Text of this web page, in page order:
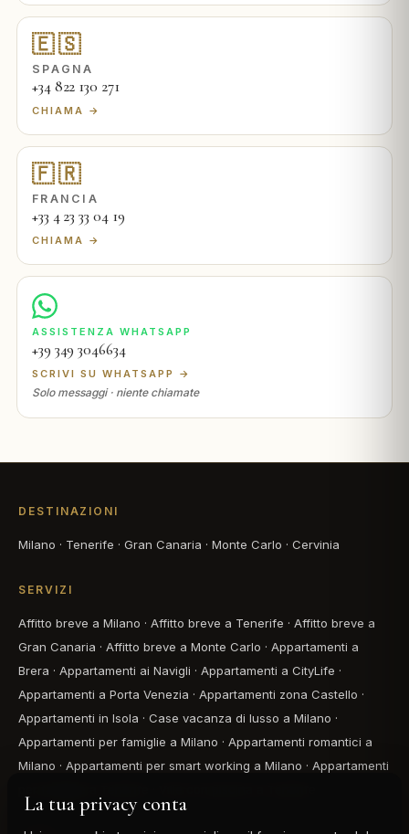
🇪🇸
SPAGNA
+34 822 130 271
CHIAMA →
🇫🇷
FRANCIA
+33 4 23 33 04 19
CHIAMA →
ASSISTENZA WHATSAPP
+39 349 3046634
SCRIVI SU WHATSAPP →
Solo messaggi · niente chiamate
DESTINAZIONI
Milano · Tenerife · Gran Canaria · Monte Carlo · Cervinia
SERVIZI
Affitto breve a Milano · Affitto breve a Tenerife · Affitto breve a
Gran Canaria · Affitto breve a Monte Carlo · Appartamenti a
Brera · Appartamenti ai Navigli · Appartamenti a CityLife ·
Appartamenti a Porta Venezia · Appartamenti zona Castello ·
Appartamenti in Isola · Case vacanza di lusso a Milano ·
Appartamenti per famiglie a Milano · Appartamenti romantici a
Milano · Appartamenti per smart working a Milano · Appartamenti
La tua privacy conta